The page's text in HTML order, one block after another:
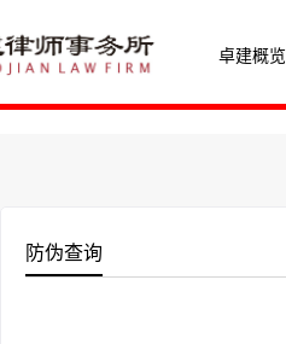
卓建概览
防伪查询